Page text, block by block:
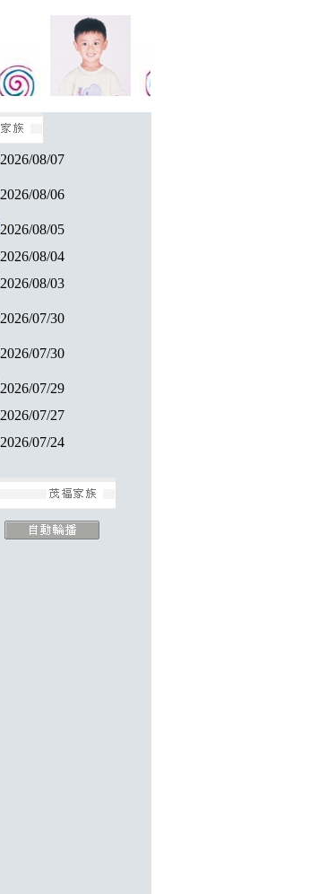
2026/08/07
2026/08/06
2026/08/05
2026/08/04
2026/08/03
2026/07/30
2026/07/30
2026/07/29
2026/07/27
2026/07/24